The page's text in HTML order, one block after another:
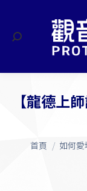
搜
【龍德上
您在這裡：
首頁 如何愛